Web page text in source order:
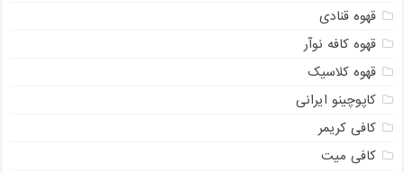
قهوه قنادی
قهوه کافه نوآر
قهوه کلاسیک
کاپوچینو ایرانی
کافی کریمر
کافی میت